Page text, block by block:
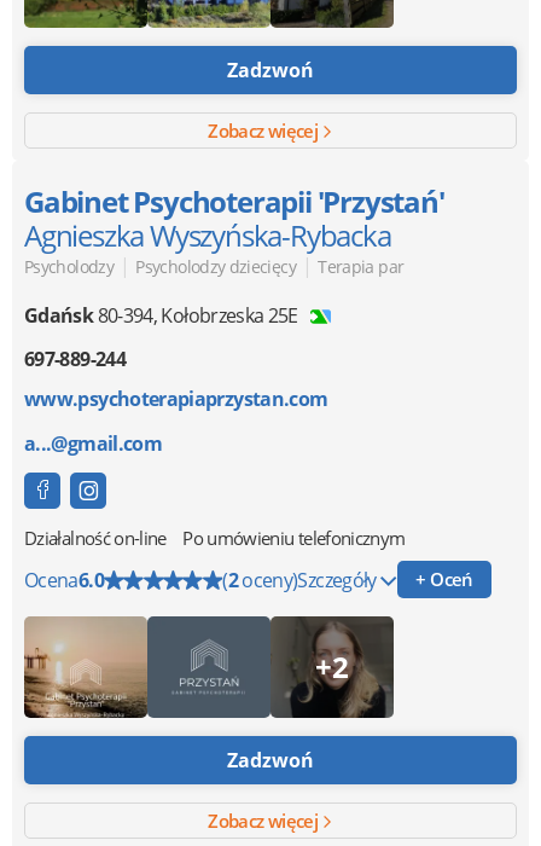
Zadzwoń
Zobacz więcej
Gabinet Psychoterapii 'Przystań'
Agnieszka Wyszyńska-Rybacka
Psycholodzy | Psycholodzy dziecięcy | Terapia par
Gdańsk80-394,Kołobrzeska 25E
697-889-244
www.psychoterapiaprzystan.com
a...@gmail.com
Działalność on-line Po umówieniu telefonicznym
Ocena6.0 (2oceny)Szczegóły + Oceń
+2
Zadzwoń
Zobacz więcej